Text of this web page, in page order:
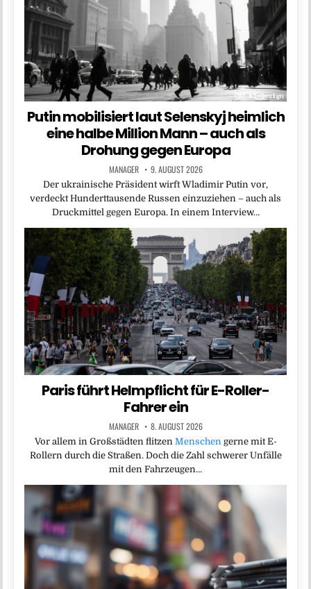
Putin mobilisiert laut Selenskyj heimlich
eine halbe Million Mann – auch als
Drohung gegen Europa
MANAGER 9. AUGUST 2026
Der ukrainische Präsident wirft Wladimir Putin vor,
verdeckt Hunderttausende Russen einzuziehen – auch als
Druckmittel gegen Europa. In einem Interview…
Paris führt Helmpflicht für E-Roller-
Fahrer ein
MANAGER 8. AUGUST 2026
Vor allem in Großstädten flitzen Menschengerne mit E-
Rollern durch die Straßen. Doch die Zahl schwerer Unfälle
mit den Fahrzeugen…